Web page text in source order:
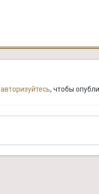
авторизуйтесь, чтобы